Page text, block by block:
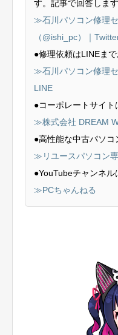
す。記事で回答します
≫石川パソコン修理
（@ishi_pc）｜
●修理依頼はLINEまで
≫石川パソコン修理
LINE
●コーポレートサイト
≫株式会社 DREAM
●高性能な中古パソコ
≫リユースパソコン
●YouTubeチャンネル
≫PCちゃんねる